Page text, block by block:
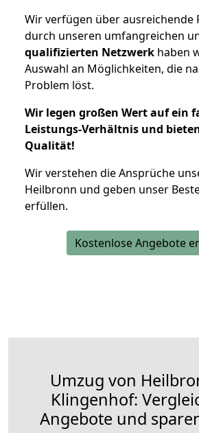
Wir verfügen über ausreichende
durch unseren umfangreichen
qualifizierten Netzwerk haben
Auswahl an Möglichkeiten, die
Problem löst.
Wir legen großen Wert auf ein
Leistungs-Verhältnis und
Qualität!
Wir verstehen die Ansprüche
Heilbronn und geben unser
erfüllen.
Kostenlose Angebote
Umzug von
Klingenhof:
Angebote und